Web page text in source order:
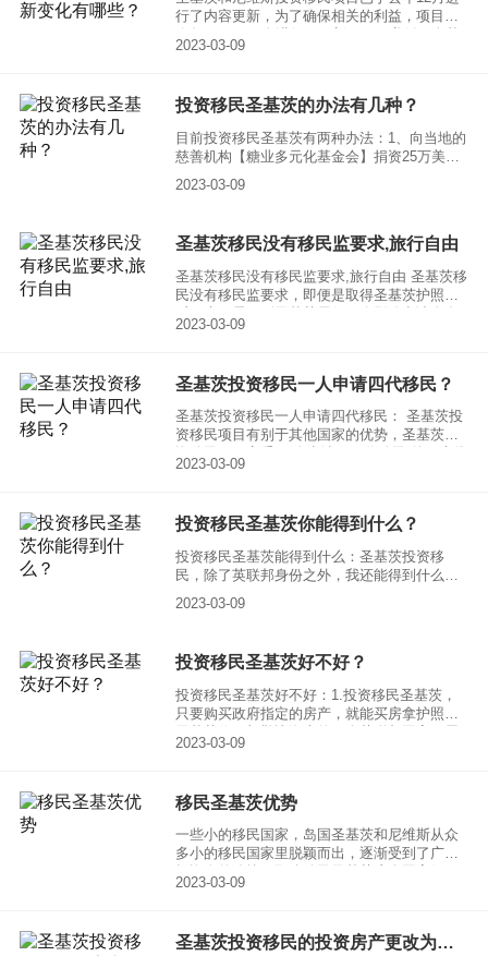
行了内容更新，为了确保相关的利益，项目于
本原则：可持续性、善治和实用主义，这三个
2023-03-09
投资移民圣基茨的办法有几种？
目前投资移民圣基茨有两种办法：1、向当地的
慈善机构【糖业多元化基金会】捐资25万美金
便可获得圣基茨护照。
2023-03-09
圣基茨移民没有移民监要求,旅行自由
圣基茨移民没有移民监要求,旅行自由 圣基茨移
民没有移民监要求，即便是取得圣基茨护照之
国内的生活和事业。
2023-03-09
圣基茨投资移民一人申请四代移民？
圣基茨投资移民一人申请四代移民： 圣基茨投
资移民项目有别于其他国家的优势，圣基茨投
势。一个人申请圣基茨投资移民项目，
2023-03-09
投资移民圣基茨你能得到什么？
投资移民圣基茨能得到什么：圣基茨投资移
民，除了英联邦身份之外，我还能得到什么呢?
审理速度快著称，4-6个月即可直接取得英联邦
2023-03-09
投资移民圣基茨好不好？
投资移民圣基茨好不好：1.投资移民圣基茨，
只要购买政府指定的房产，就能买房拿护照。
于热带气候。投资移民圣基茨后，你可以享受
2023-03-09
移民圣基茨优势
一些小的移民国家，岛国圣基茨和尼维斯从众
多小的移民国家里脱颖而出，逐渐受到了广大
好?移民圣基茨又有哪些优势呢?
2023-03-09
圣基茨投资移民的投资房产更改为两种方式